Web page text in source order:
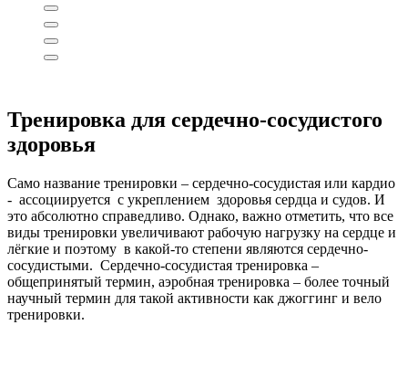
Тренировка для сердечно-сосудистого
здоровья
Само название тренировки – сердечно-сосудистая или кардио
- ассоциируется с укреплением здоровья сердца и судов. И
это абсолютно справедливо. Однако, важно отметить, что все
виды тренировки увеличивают рабочую нагрузку на сердце и
лёгкие и поэтому в какой-то степени являются сердечно-
сосудистыми. Сердечно-сосудистая тренировка –
общепринятый термин, аэробная тренировка – более точный
научный термин для такой активности как джоггинг и вело
тренировки.